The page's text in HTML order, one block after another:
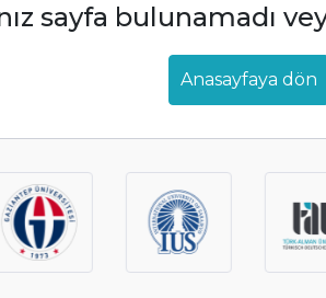
sayfa bulunamadı
Anasayfaya dön